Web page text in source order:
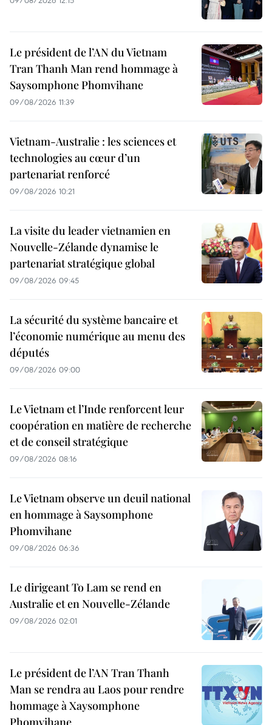
Le président de l’AN du Vietnam
Tran Thanh Man rend hommage à
Saysomphone Phomvihane
09/08/2026 11:39
Vietnam-Australie : les sciences et
technologies au cœur d’un
partenariat renforcé
09/08/2026 10:21
La visite du leader vietnamien en
Nouvelle-Zélande dynamise le
partenariat stratégique global
09/08/2026 09:45
La sécurité du système bancaire et
l’économie numérique au menu des
députés
09/08/2026 09:00
Le Vietnam et l’Inde renforcent leur
coopération en matière de recherche
et de conseil stratégique
09/08/2026 08:16
Le Vietnam observe un deuil national
en hommage à Saysomphone
Phomvihane
09/08/2026 06:36
Le dirigeant To Lam se rend en
Australie et en Nouvelle-Zélande
09/08/2026 02:01
Le président de l’AN Tran Thanh
Man se rendra au Laos pour rendre
hommage à Xaysomphone
Phomvihane